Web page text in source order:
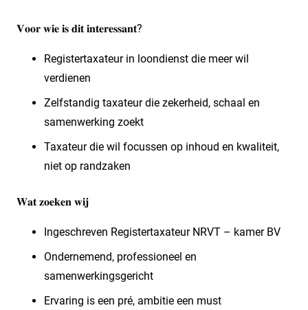
𝐕𝐨𝐨𝐫 𝐰𝐢𝐞 𝐢𝐬 𝐝𝐢𝐭 𝐢𝐧𝐭𝐞𝐫𝐞𝐬𝐬𝐚𝐧𝐭?
Registertaxateur in loondienst die meer wil
verdienen
Zelfstandig taxateur die zekerheid, schaal en
samenwerking zoekt
Taxateur die wil focussen op inhoud en kwaliteit,
niet op randzaken
𝐖𝐚𝐭 𝐳𝐨𝐞𝐤𝐞𝐧 𝐰𝐢𝐣
Ingeschreven Registertaxateur NRVT – kamer BV
Ondernemend, professioneel en
samenwerkingsgericht
Ervaring is een pré, ambitie een must